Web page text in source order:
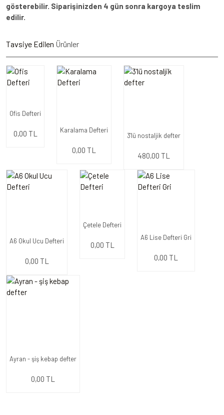
gösterebilir. Siparişinizden 4 gün sonra kargoya teslim
edilir.
Tavsiye Edilen Ürünler
Ofis Defteri
0,00 TL Karalama Defteri
0,00 TL
3'lü nostaljik defter
480,00 TL
A6 Okul Ucu Defteri
0,00 TL
Çetele Defteri
0,00 TL
A6 Lise Defteri Gri
0,00 TL
Ayran - şiş kebap defter
0,00 TL